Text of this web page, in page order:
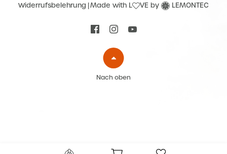
Widerrufsbelehrung Made with L VE by LEMONTEC
Nach oben